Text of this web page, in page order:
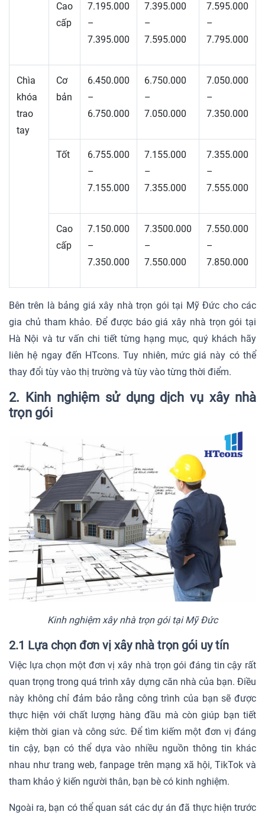
Cao
cấp
7.195.000
–
7.395.000
7.395.000
–
7.595.000
7.595.000
–
7.795.000
Chìa
khóa
trao
tay
Cơ
bản
6.450.000
–
6.750.000
6.750.000
–
7.050.000
7.050.000
–
7.350.000
Tốt
6.755.000
–
7.155.000
7.155.000
–
7.355.000
7.355.000
–
7.555.000
Cao
cấp
7.150.000
–
7.350.000
7.3500.000
–
7.550.000
7.550.000
–
7.850.000
Bên trên là bảng giá xây nhà trọn gói tại Mỹ Đức cho các
gia chủ tham khảo. Để được báo giá xây nhà trọn gói tại
Hà Nội và tư vấn chi tiết từng hạng mục, quý khách hãy
liên hệ ngay đến HTcons. Tuy nhiên, mức giá này có thể
thay đổi tùy vào thị trường và tùy vào từng thời điểm.
2. Kinh nghiệm sử dụng dịch vụ xây nhà
trọn gói
Kinh nghiệm xây nhà trọn gói tại Mỹ Đức
2.1 Lựa chọn đơn vị xây nhà trọn gói uy tín
Việc lựa chọn một đơn vị xây nhà trọn gói đáng tin cậy rất
quan trọng trong quá trình xây dựng căn nhà của bạn. Điều
này không chỉ đảm bảo rằng công trình của bạn sẽ được
thực hiện với chất lượng hàng đầu mà còn giúp bạn tiết
kiệm thời gian và công sức. Để tìm kiếm một đơn vị đáng
tin cậy, bạn có thể dựa vào nhiều nguồn thông tin khác
nhau như trang web, fanpage trên mạng xã hội, TikTok và
tham khảo ý kiến người thân, bạn bè có kinh nghiệm.
Ngoài ra, bạn có thể quan sát các dự án đã thực hiện trước